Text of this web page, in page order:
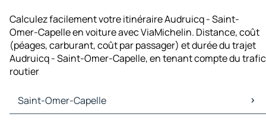
Calculez facilement votre itinéraire Audruicq - Saint-
Omer-Capelle en voiture avec ViaMichelin. Distance, coût
(péages, carburant, coût par passager) et durée du trajet
Audruicq - Saint-Omer-Capelle, en tenant compte du trafic
routier
Saint-Omer-Capelle